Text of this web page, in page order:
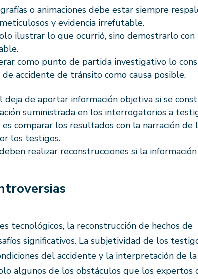
o animaciones debe estar siempre
y evidencia irrefutable.
ilustrar lo que ocurrió, sino demostrarlo con
como punto de partida investigativo lo
accidente de tránsito como causa posible.
deja de aportar información objetiva si se
suministrada en los interrogatorios a
comparar los resultados con la narración de
los testigos.
realizar reconstrucciones si la
tecnológicos, la reconstrucción de hechos de
significativos. La subjetividad de los
del accidente y la interpretación de la
algunos de los obstáculos que los expertos